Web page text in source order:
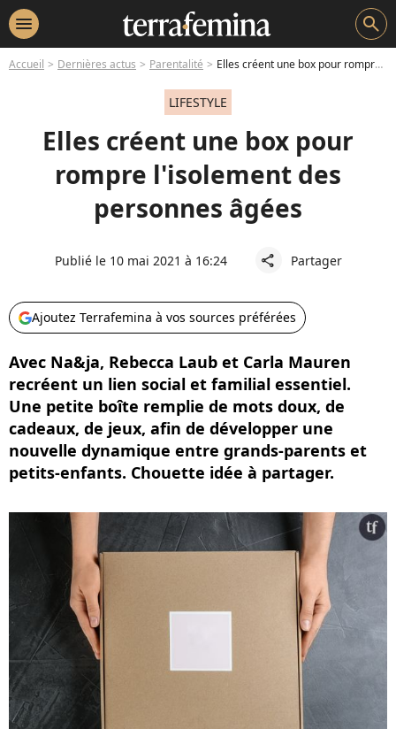
menu search
Accueil Dernières actus Parentalité Elles créent une box pour rompre l'isolement des personnes âgées
LIFESTYLE
Elles créent une box pour
rompre l'isolement des
personnes âgées
Publié le 10 mai 2021 à 16:24 share Partager
Ajoutez Terrafemina à vos sources préférées
Avec Na&ja, Rebecca Laub et Carla Mauren
recréent un lien social et familial essentiel.
Une petite boîte remplie de mots doux, de
cadeaux, de jeux, afin de développer une
nouvelle dynamique entre grands-parents et
petits-enfants. Chouette idée à partager.